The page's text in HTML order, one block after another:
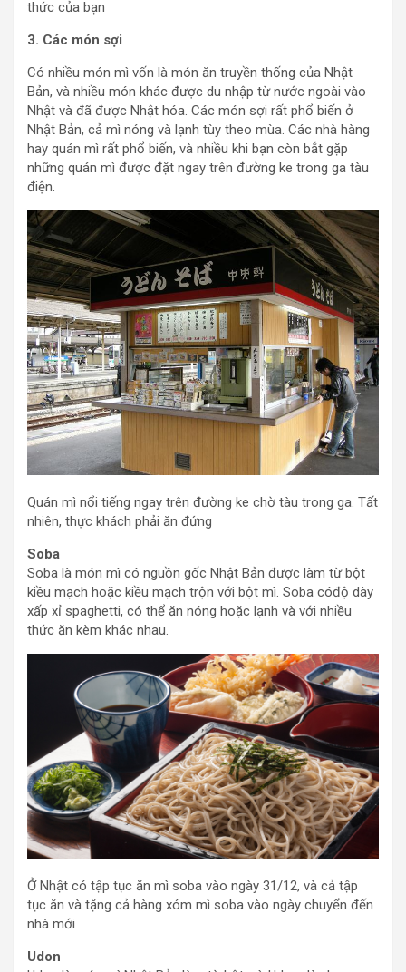
thức của bạn
3. Các món sợi
Có nhiều món mì vốn là món ăn truyền thống của Nhật
Bản, và nhiều món khác được du nhập từ nước ngoài vào
Nhật và đã được Nhật hóa. Các món sợi rất phổ biến ở
Nhật Bản, cả mì nóng và lạnh tùy theo mùa. Các nhà hàng
hay quán mì rất phổ biến, và nhiều khi bạn còn bắt gặp
những quán mì được đặt ngay trên đường ke trong ga tàu
điện.
Quán mì nổi tiếng ngay trên đường ke chờ tàu trong ga. Tất
nhiên, thực khách phải ăn đứng
Soba
Soba là món mì có nguồn gốc Nhật Bản được làm từ bột
kiều mạch hoặc kiều mạch trộn với bột mì. Soba cóđộ dày
xấp xỉ spaghetti, có thể ăn nóng hoặc lạnh và với nhiều
thức ăn kèm khác nhau.
Ở Nhật có tập tục ăn mì soba vào ngày 31/12, và cả tập
tục ăn và tặng cả hàng xóm mì soba vào ngày chuyển đến
nhà mới
Udon